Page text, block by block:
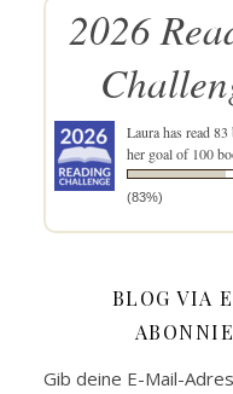
2026
Laurahas read
her goal of 100
(83%)
BLOG VIA
Gib deine E-Mail-